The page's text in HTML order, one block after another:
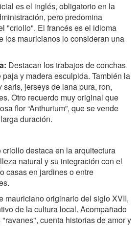
es el inglés, obligatorio en la
pero predomina
"criollo". El francés es el idioma
los mauricianos lo consideran una
Destacan los trabajos de conchas
y madera esculpida. También la
jerseys de lana pura, ron,
Otro recuerdo muy original que
flor “Anthurium”, que se vende
duración.
destaca en la arquitectura
natural y su integración con el
casas en jardines o entre
mauriciano originario del siglo XVII,
de la cultura local. Acompañado
cuenta historias de amor y